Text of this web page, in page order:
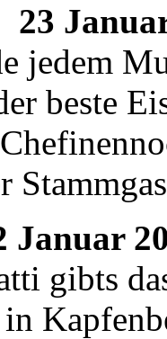
23
jedem
beste
Januar
gibts